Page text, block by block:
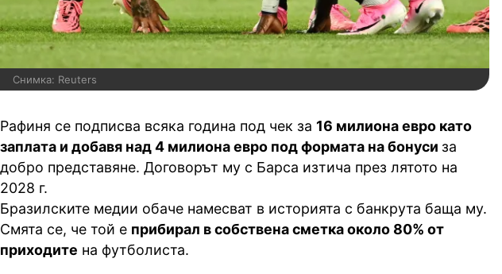
Снимка: Reuters
Рафиня се подписва всяка година под чек за 16 милиона евро като
заплата и добавя над 4 милиона евро под формата на бонуси за
добро представяне. Договорът му с Барса изтича през лятото на
2028 г.
Бразилските медии обаче намесват в историята с банкрута баща му.
Смята се, че той е прибирал в собствена сметка около 80% от
приходите на футболиста.